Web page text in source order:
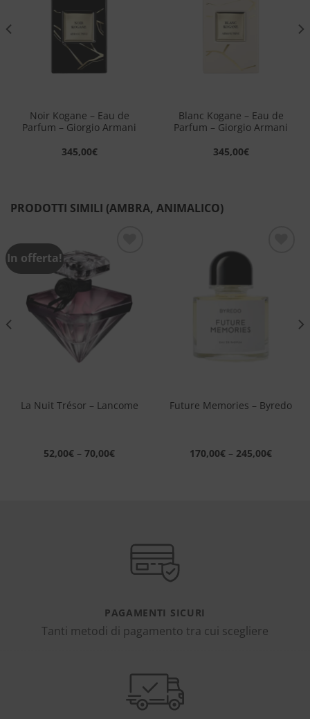
desideri
Noir Kogane – Eau de
Parfum – Giorgio Armani
345,00€
Blanc Kogane – Eau de
Parfum – Giorgio Armani
345,00€
PRODOTTI SIMILI (AMBRA, ANIMALICO)
In offerta!
Aggiungi
dei
desideri
La Nuit Trésor – Lancome
52,00€ – 70,00€
desideri
Future Memories – Byredo
170,00€ – 245,00€
PAGAMENTI SICURI
Tanti metodi di pagamento tra cui scegliere